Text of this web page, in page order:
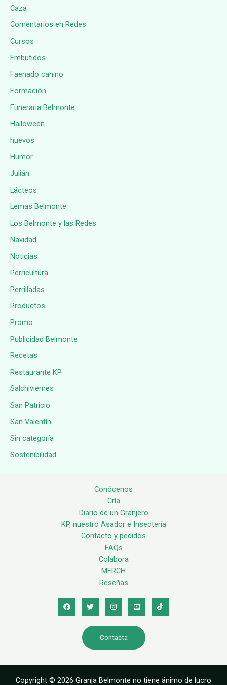
Caza
Comentarios en Redes
Cursos
Embutidos
Faenado canino
Formación
Funeraria Belmonte
Halloween
huevos
Humor
Julián
Lácteos
Lemas Belmonte
Los Belmonte y las Redes
Navidad
Noticias
Perricultura
Perrilladas
Productos
Promo
Publicidad Belmonte
Recetas
Restaurante KP
Salchiviernes
San Patricio
San Valentín
Sin categoría
Sostenibilidad
Conócenos
Cría
Diario de un Granjero
KP, nuestro Asador e Insectería
Contacto y pedidos
FAQs
Colabora
MERCH
Reseñas
Contacta
Copyright © 2026 Granja Belmonte no tiene ánimo de lucro